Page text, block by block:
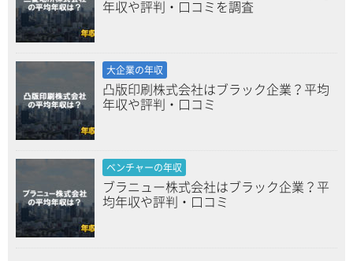
年収や評判・口コミを調査
大企業の年収
凸版印刷株式会社はブラック企業？平均
年収や評判・口コミ
ベンチャーの年収
ブラニュー株式会社はブラック企業？平
均年収や評判・口コミ